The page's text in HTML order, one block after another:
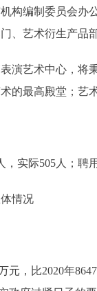
编制委员会办公
、艺术衍生产品
艺术中心，将秉
的最高殿堂；艺
际505人；聘
情况
，比2020年